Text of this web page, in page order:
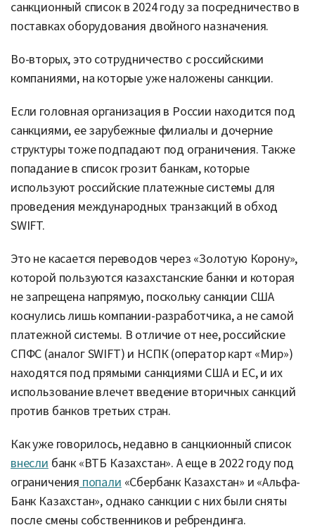
санкционный список в 2024 году за посредничество в
поставках оборудования двойного назначения.
Во-вторых, это сотрудничество с российскими
компаниями, на которые уже наложены санкции.
Если головная организация в России находится под
санкциями, ее зарубежные филиалы и дочерние
структуры тоже подпадают под ограничения. Также
попадание в список грозит банкам, которые
используют российские платежные системы для
проведения международных транзакций в обход
SWIFT.
Это не касается переводов через «Золотую Корону»,
которой пользуются казахстанские банки и которая
не запрещена напрямую, поскольку санкции США
коснулись лишь компании-разработчика, а не самой
платежной системы. В отличие от нее, российские
СПФС (аналог SWIFT) и НСПК (оператор карт «Мир»)
находятся под прямыми санкциями США и ЕС, и их
использование влечет введение вторичных санкций
против банков третьих стран.
Как уже говорилось, недавно в санцкионный список
внесли банк «ВТБ Казахстан». А еще в 2022 году под
ограничения попали «Сбербанк Казахстан» и «Альфа-
Банк Казахстан», однако санкции с них были сняты
после смены собственников и ребрендинга.